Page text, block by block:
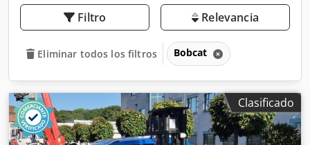
Filtro Relevancia
Eliminar todos los filtros Bobcat
Clasificado